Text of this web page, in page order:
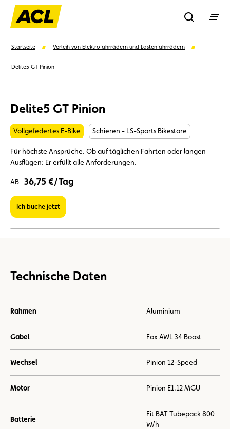
Rechercher
Vorschläge
Mitglied Mitgliedervorteile Vignetten
Umweltplakette Kaufvertrag
Startseite Verleih von Elektrofahrrädern und Lastenfahrrädern
Delite5 GT Pinion
Delite5 GT Pinion
Vollgefedertes E-Bike Schieren - LS-Sports Bikestore
Für höchste Ansprüche. Ob auf täglichen Fahrten oder langen
Ausflügen: Er erfüllt alle Anforderungen.
AB 36,75 €/Tag
Ich buche jetzt
Technische Daten
Rahmen Aluminium
Gabel Fox AWL 34 Boost
Wechsel Pinion 12-Speed
Motor Pinion E1.12 MGU
Batterie
Fit BAT Tubepack 800
W/h